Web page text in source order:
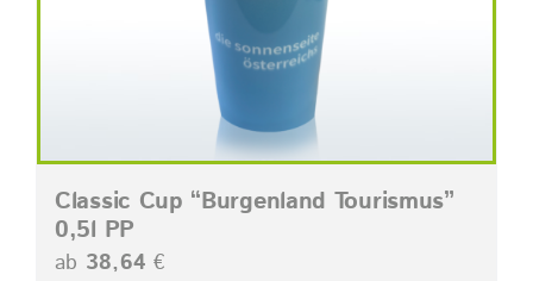
Classic Cup “Burgenland Tourismus”
0,5l PP
ab 38,64 €